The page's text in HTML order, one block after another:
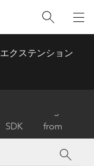
エクステンション
SDK
from
ArcMap